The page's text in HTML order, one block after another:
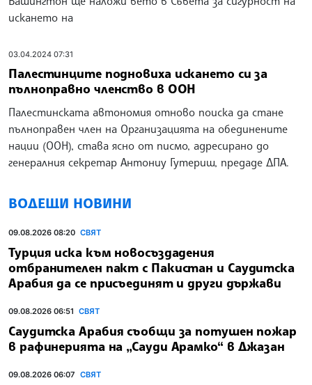
искането на
03.04.2024 07:31
Палестинците подновиха искането си за
пълноправно членство в ООН
Палестинската автономия отново поиска да стане
пълноправен член на Организацията на обединените
нации (ООН), става ясно от писмо, адресирано до
генералния секретар Антониу Гутериш, предаде ДПА.
ВОДЕЩИ НОВИНИ
09.08.2026 08:20 СВЯТ
Турция иска към новосъздадения
отбранителен пакт с Пакистан и Саудитска
Арабия да се присъединят и други държави
09.08.2026 06:51 СВЯТ
Саудитска Арабия съобщи за потушен пожар
в рафинерията на „Сауди Арамко“ в Джазан
09.08.2026 06:07 СВЯТ